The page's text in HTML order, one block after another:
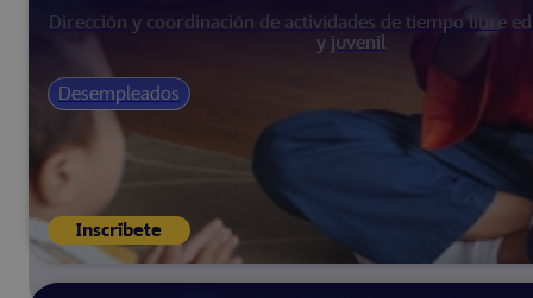
Dirección y coordinación de actividades de tiempo libre
y juvenil
Desempleados
Inscríbete